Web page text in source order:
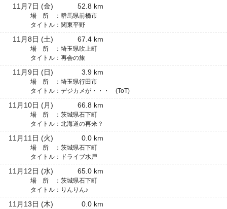
11月7日 (金) 52.8 km
場 所 ： 群馬県前橋市
タイトル： 関東平野
11月8日 (土) 67.4 km
場 所 ： 埼玉県吹上町
タイトル： 再会の旅
11月9日 (日) 3.9 km
場 所 ： 埼玉県行田市
タイトル： デジカメが・・・ (ToT)
11月10日 (月) 66.8 km
場 所 ： 茨城県石下町
タイトル： 北海道の再来？
11月11日 (火) 0.0 km
場 所 ： 茨城県石下町
タイトル：
ドライブ水戸
11月12日 (水) 65.0 km
場 所 ： 茨城県石下町
タイトル： りんりん♪
11月13日 (木) 0.0 km